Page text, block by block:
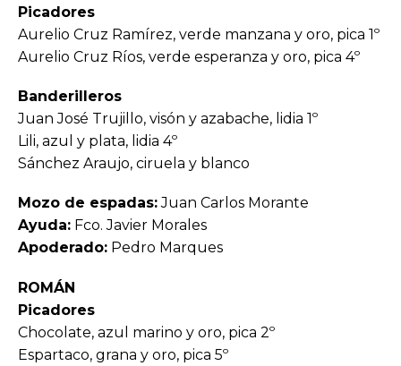
Picadores
Aurelio Cruz Ramírez, verde manzana y oro, pica 1º
Aurelio Cruz Ríos, verde esperanza y oro, pica 4º
Banderilleros
Juan José Trujillo, visón y azabache, lidia 1º
Lili, azul y plata, lidia 4º
Sánchez Araujo, ciruela y blanco
Mozo de espadas:Juan Carlos Morante
Ayuda: Fco. Javier Morales
Apoderado: Pedro Marques
ROMÁN
Picadores
Chocolate, azul marino y oro, pica 2º
Espartaco, grana y oro, pica 5º